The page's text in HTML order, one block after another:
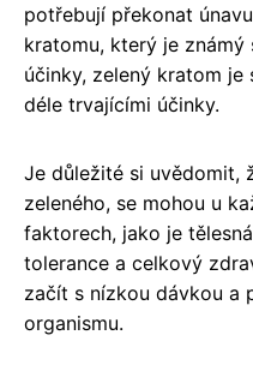
potřebují překonat
kratomu, který je známý
účinky, zelený kratom je
déle trvajícími účinky.
Je důležité si uvědomit,
zeleného, se mohou u
faktorech, jako je
tolerance a celkový
začít s nízkou dávkou a
organismu.